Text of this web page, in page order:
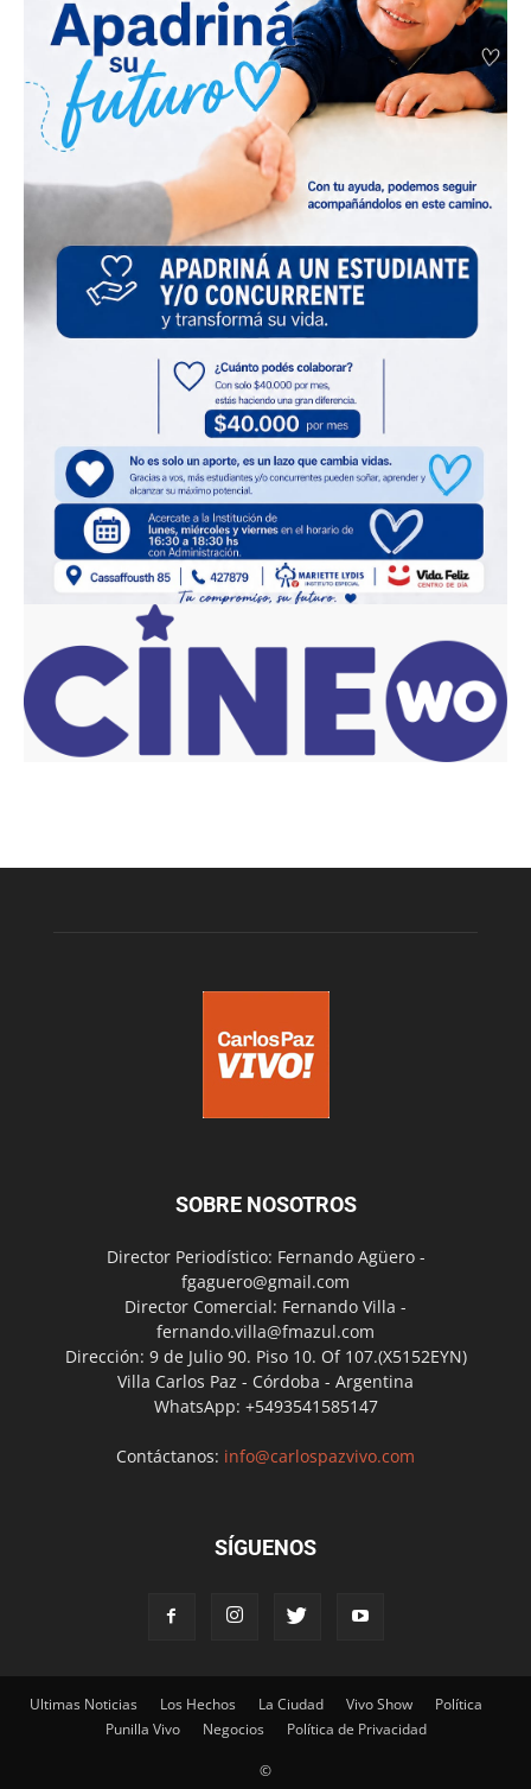
SOBRE NOSOTROS
Director Periodístico: Fernando Agüero -
fgaguero@gmail.com
Director Comercial: Fernando Villa -
fernando.villa@fmazul.com
Dirección: 9 de Julio 90. Piso 10. Of 107.(X5152EYN)
Villa Carlos Paz - Córdoba - Argentina
WhatsApp: +5493541585147
Contáctanos: info@carlospazvivo.com
SÍGUENOS
Ultimas Noticias Los Hechos La Ciudad Vivo Show
Política
Punilla Vivo
Negocios Política de Privacidad
©